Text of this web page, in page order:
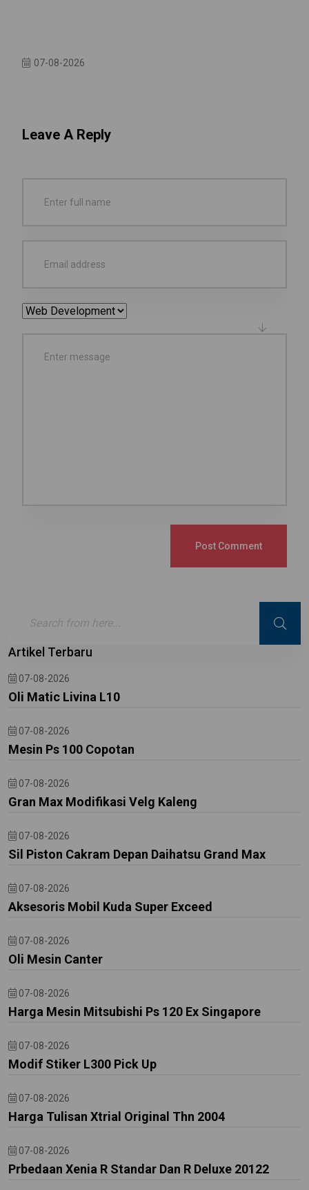
07-08-2026
Leave A Reply
Post Comment
Artikel Terbaru
07-08-2026
Oli Matic Livina L10
07-08-2026
Mesin Ps 100 Copotan
07-08-2026
Gran Max Modifikasi Velg Kaleng
07-08-2026
Sil Piston Cakram Depan Daihatsu Grand Max
07-08-2026
Aksesoris Mobil Kuda Super Exceed
07-08-2026
Oli Mesin Canter
07-08-2026
Harga Mesin Mitsubishi Ps 120 Ex Singapore
07-08-2026
Modif Stiker L300 Pick Up
07-08-2026
Harga Tulisan Xtrial Original Thn 2004
07-08-2026
Prbedaan Xenia R Standar Dan R Deluxe 20122